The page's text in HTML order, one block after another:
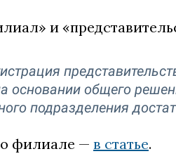
и
основании общего
подразделения
филиале — в статье.